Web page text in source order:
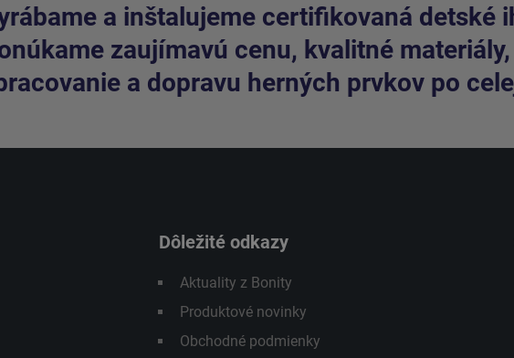
a inštalujeme certifikovaná detské
zaujímavú cenu, kvalitné
a dopravu herných prvkov po
Dôležité odkazy
Aktuality z Bonity
Produktové novinky
Obchodné podmienky